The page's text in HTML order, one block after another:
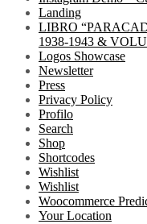
Landing
LIBRO
1938-1943 &
Logos Showcase
Newsletter
Press
Privacy Policy
Profilo
Search
Shop
Shortcodes
Wishlist
Wishlist
Woocommerce
Your Location